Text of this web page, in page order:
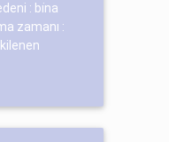
: bi̇na
zamanı :